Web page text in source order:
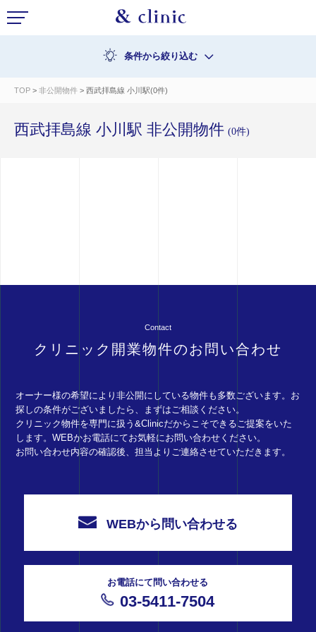
条件から絞り込む
TOP > 非公開物件 > 西武拝島線 小川駅(0件)
西武拝島線 小川駅 非公開物件 (0件)
Contact
クリニック開業物件のお問い合わせ
オーナー様の希望により非公開にしている物件も多数ございます。お
探しの条件がございましたら、まずはご相談ください。
クリニック物件を専門に扱う&Clinicだからこそできるご提案をいた
します。WEBかお電話にてお気軽にお問い合わせください。
お問い合わせ内容の確認後、担当よりご連絡させていただきます。
WEBから問い合わせる
お電話にて問い合わせる
03-5411-7504